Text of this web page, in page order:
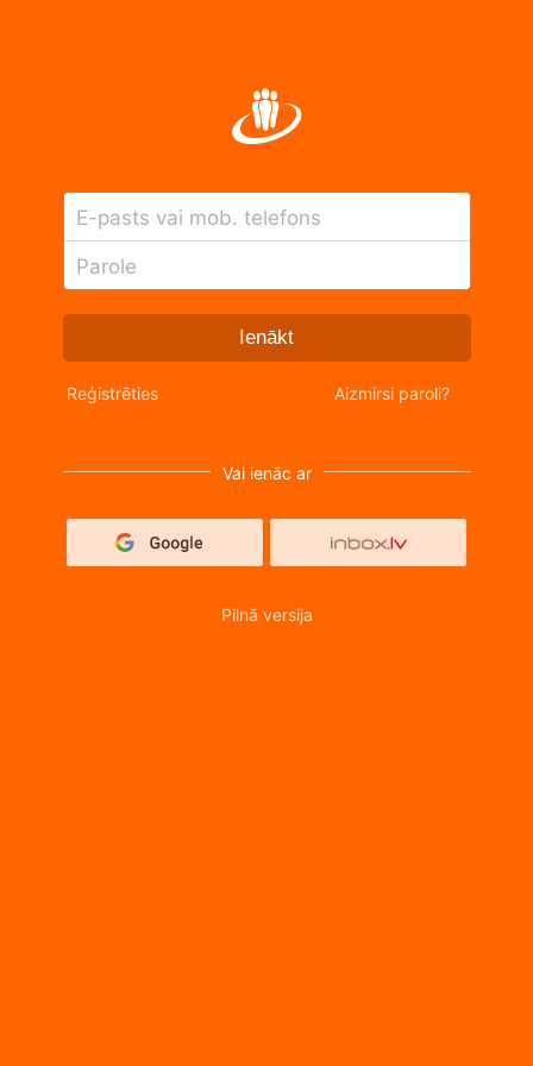
E-pasts vai mob. telefons
Parole
Ienākt
Reģistrēties Aizmirsi paroli?
Vai ienāc ar
Pilnā versija